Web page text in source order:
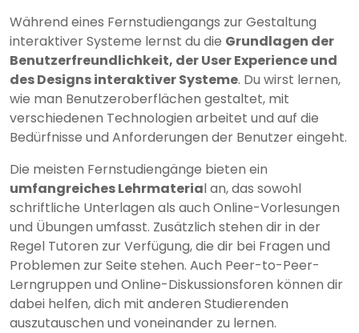
Während eines Fernstudiengangs zur Gestaltung
interaktiver Systeme lernst du die Grundlagen der
Benutzerfreundlichkeit, der User Experience und
des Designs interaktiver Systeme. Du wirst lernen,
wie man Benutzeroberflächen gestaltet, mit
verschiedenen Technologien arbeitet und auf die
Bedürfnisse und Anforderungen der Benutzer eingeht.
Die meisten Fernstudiengänge bieten ein
umfangreiches Lehrmaterial an, das sowohl
schriftliche Unterlagen als auch Online-Vorlesungen
und Übungen umfasst. Zusätzlich stehen dir in der
Regel Tutoren zur Verfügung, die dir bei Fragen und
Problemen zur Seite stehen. Auch Peer-to-Peer-
Lerngruppen und Online-Diskussionsforen können dir
dabei helfen, dich mit anderen Studierenden
auszutauschen und voneinander zu lernen.